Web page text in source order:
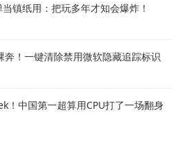
镇纸用：把玩多年才知会爆炸！
！一键清除禁用微软隐藏追踪标识
！中国第一超算用CPU打了一场翻身